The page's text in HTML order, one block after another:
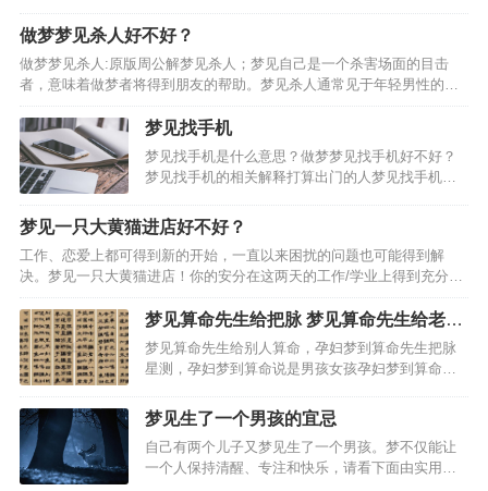
格固执之人梦之，事业有不利之迹象，失恋之人梦见洗包，乃是财运良
好之预兆，与他人间真诚相待，彼此可有好运相随之事。事业…
做梦梦见杀人好不好？
做梦梦见杀人:原版周公解梦见杀人；梦见自己是一个杀害场面的目击
者，意味着做梦者将得到朋友的帮助。梦见杀人通常见于年轻男性的梦
中。其实梦见杀人并不用太担心，平时从来没有尝试过的想法或行为在
梦中得到体现。但是杀人的梦总会让人感觉很焦虑，心理学梦…
梦见找手机
梦见找手机是什么意思？做梦梦见找手机好不好？
梦见找手机的相关解释打算出门的人梦见找手机，
建议梦见找手机的相关梦境梦见手机被拿走：梦到
自己和几个朋友开着破车一起出去玩，碰到有人被
欺负我想帮忙喊了但是…
梦见一只大黄猫进店好不好？
工作、恋爱上都可得到新的开始，一直以来困扰的问题也可能得到解
决。梦见一只大黄猫进店！你的安分在这两天的工作/学业上得到充分的
体现，颇有积攒钱财的兴致，会出于养老计划的考虑！如果在这两天觉
得你无趣的异性！很难成为日后长久的伴侣，上学的人梦见一…
梦见算命先生给把脉 梦见算命先生给老公
算命
梦见算命先生给别人算命，孕妇梦到算命先生把脉
星测，孕妇梦到算命说是男孩女孩孕妇梦到算命说
妇梦到算命先生说怀女孩准吗孕妇梦到算命先生说
自己是男孩孕妇梦。梦见箅命先生给我儿子算命:梦
见算命先生给我算命…
梦见生了一个男孩的宜忌
自己有两个儿子又梦见生了一个男孩。梦不仅能让
一个人保持清醒、专注和快乐，请看下面由实用查